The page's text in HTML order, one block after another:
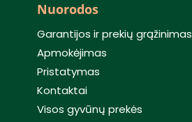
Nuorodos
Garantijos ir prekių grąžinimas
Apmokėjimas
Pristatymas
Kontaktai
Visos gyvūnų prekės